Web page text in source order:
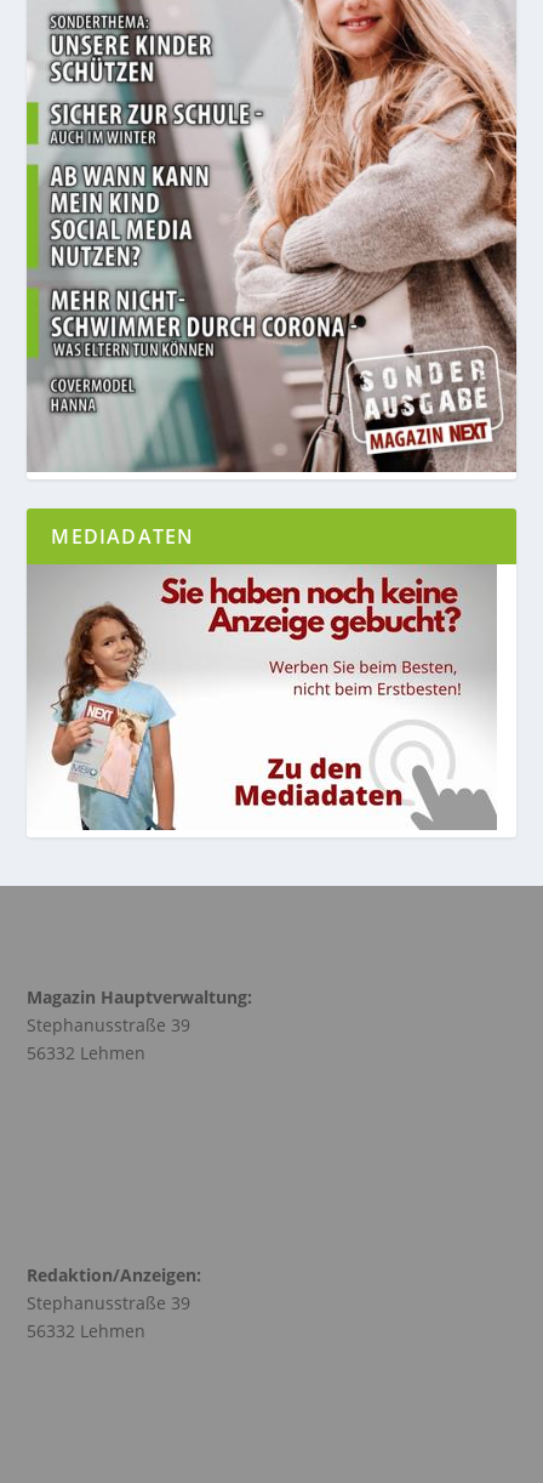
MEDIADATEN
Magazin Hauptverwaltung:
Stephanusstraße 39
56332 Lehmen
Redaktion/Anzeigen:
Stephanusstraße 39
56332 Lehmen